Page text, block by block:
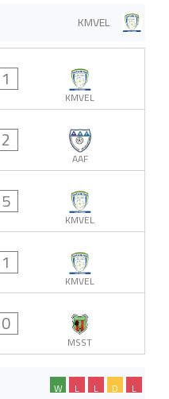
KMVEL
1
KMVEL
2
AAF
5
KMVEL
1
KMVEL
0
MSST
L
D
L
L
W